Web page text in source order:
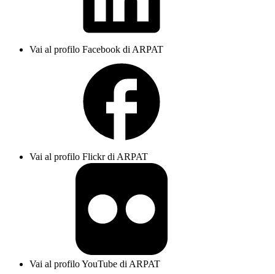
Vai al profilo Facebook di ARPAT
Vai al profilo Flickr di ARPAT
Vai al profilo YouTube di ARPAT